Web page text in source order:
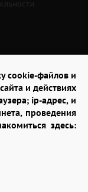
cookie-файлов и
и действиях
ip-адрес, и
проведения
здесь: